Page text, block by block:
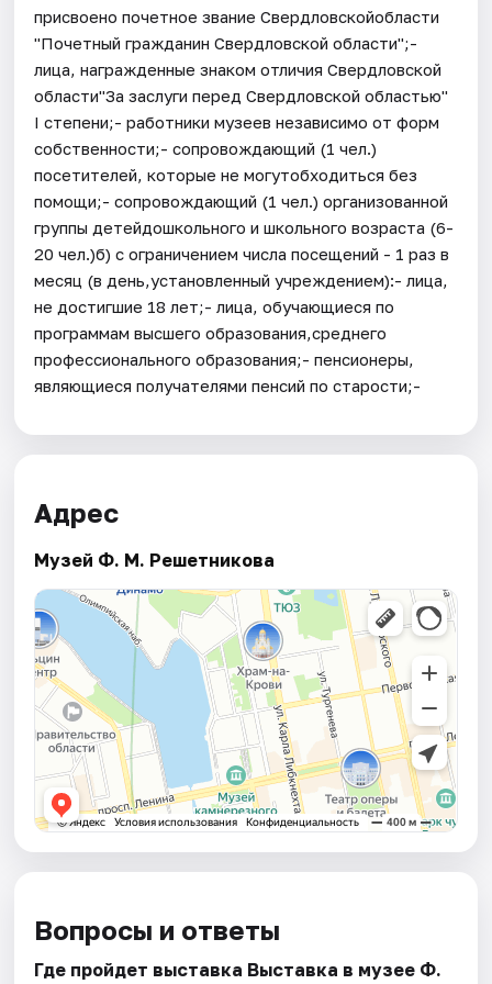
присвоено почетное звание Свердловскойобласти
"Почетный гражданин Свердловской области";-
лица, награжденные знаком отличия Свердловской
области"За заслуги перед Свердловской областью"
I степени;- работники музеев независимо от форм
собственности;- сопровождающий (1 чел.)
посетителей, которые не могутобходиться без
помощи;- сопровождающий (1 чел.) организованной
группы детейдошкольного и школьного возраста (6-
20 чел.)б) с ограничением числа посещений - 1 раз в
месяц (в день,установленный учреждением):- лица,
не достигшие 18 лет;- лица, обучающиеся по
программам высшего образования,среднего
профессионального образования;- пенсионеры,
являющиеся получателями пенсий по старости;-
Адрес
Музей Ф. М. Решетникова
Вопросы и ответы
Где пройдет выставка Выставка в музее Ф.